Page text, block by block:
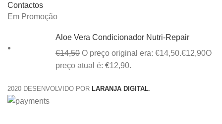
Contactos
Em Promoção
Aloe Vera Condicionador Nutri-Repair
€14,50 O preço original era: €14,50.€12,90O
preço atual é: €12,90.
2020 DESENVOLVIDO POR LARANJA DIGITAL